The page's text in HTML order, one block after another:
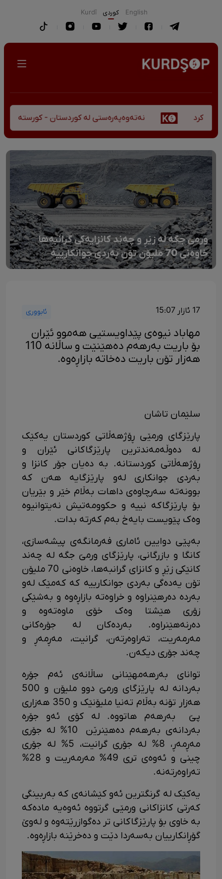
English كوردی Kurdî
نەتەوەپەرەستی لە کوردستان - کورستەی
ورمێ جگە لە زێڕ و چەند کانزایەکی گرانبەها
خاوەنی 70 ملیۆن تۆن بەردی جوانکارییە
17 ئازار 15:07 ئابووری
مهاباد نیوەی پێداویستیی هەموو ئێران
بۆ باریت بەرهەم دەهێنێت و ساڵانە 110
هەزار تۆن باریت دەخاتە بازاڕەوە.
سلێمان تاشان
پارێزگای ورمێی ڕۆژهەڵاتی کوردستان یەکێک
لە دەوڵەمەندترین پارێزگاکانی ئێران و
ڕۆژهەڵاتی کوردستانە. بە دەیان جۆر کانزا و
بەردی جوانکاری لەو پارێزگایە هەن کە
بوونەتە سەرچاوەی داهات بەڵام خێر و بێریان
بۆ پارێزگاکە نییە و حکوومەتیش نەیتوانیوە
وەک پێویست بایەخ بەم کەرتە بدات.
بەپێی دوایین ئاماری فەرمانگەی پیشەسازی،
کانگا و بازرگانی، پارێزگای ورمێ جگە لە چەند
کانێکی زێڕ و کانزای گرانبەها، خاوەنی 70 ملیۆن
تۆن یەدەگی بەردی جوانکارییە کە کەمێک لەو
بەردە دەرهێنراوە و خراوەتە بازاڕەوە و بەشێکی
زۆری هێشتا وەک خۆی ماوەتەوە و
دەرنەهێنراوە. بەردەکان لە جۆرەکانی
مەرمەریت، تەراوەرتەن، گرانیت، مەڕمەڕ و
چەند جۆری دیکەن.
توانای بەرهەمهێنانی ساڵانەی ئەم جۆرە
بەردانە لە پارێزگای ورمێ دوو ملیۆن و 500
هەزار تۆنە بەڵام تەنیا ملیۆنێک و 350 هەزاری
پێ بەرهەم هاتووە. لە کۆی ئەو جۆرە
بەردانەی بەرهەم دەهێنرێن 10% لە جۆری
مەڕمەڕ، 8% لە جۆری گرانیت، 5% لە جۆری
چینی و ئەوەی تری 49% مەرمەریت و 28%
تەراوەرتەنە.
یەکێک لە گرنگترین ئەو کێشانەی کە بەربینگی
کەرتی کانزاکانی ورمێی گرتووە ئەوەیە مادەکە
بە خاوی بۆ پارێزگاکانی تر دەگوازرێتەوە و لەوێ
گۆڕانکارییان بەسەردا دێت و دەخرێنە بازاڕەوە.